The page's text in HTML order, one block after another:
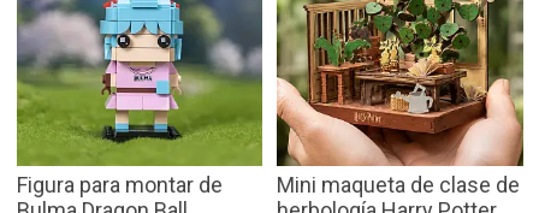
Figura para montar de
Mini maqueta de clase de